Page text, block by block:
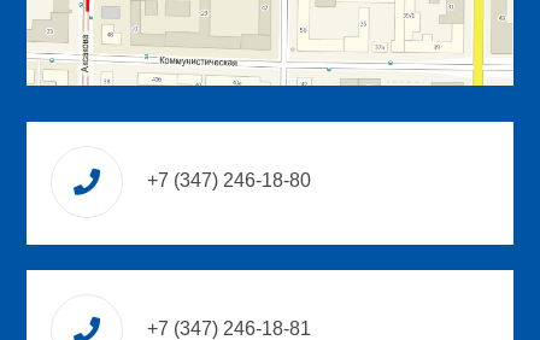
+7 (347) 246-18-80
+7 (347) 246-18-81